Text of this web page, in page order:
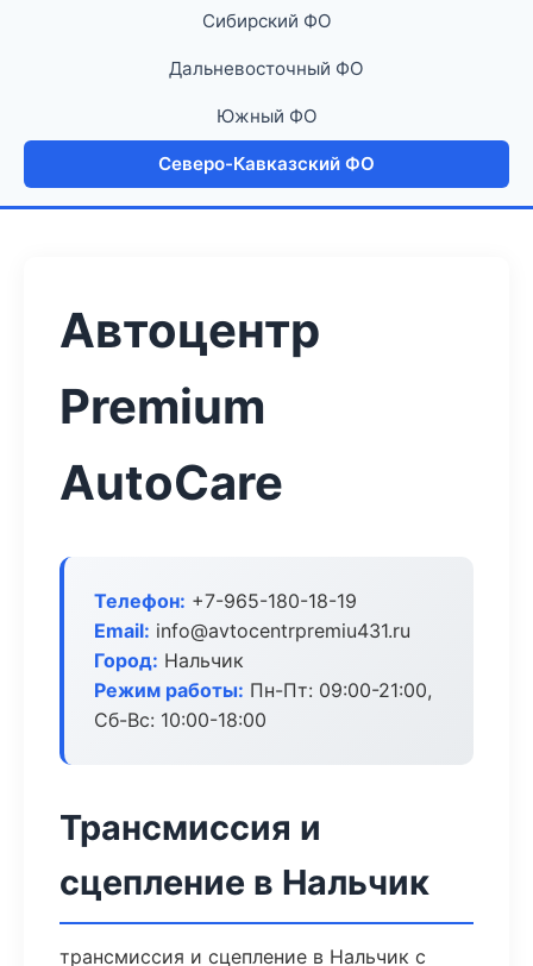
Сибирский ФО
Дальневосточный ФО
Южный ФО
Северо-Кавказский ФО
Автоцентр
Premium
AutoCare
Телефон: +7-965-180-18-19
Email: info@avtocentrpremiu431.ru
Город: Нальчик
Режим работы: Пн-Пт: 09:00-21:00,
Сб-Вс: 10:00-18:00
Трансмиссия и
сцепление в Нальчик
трансмиссия и сцепление в Нальчик с